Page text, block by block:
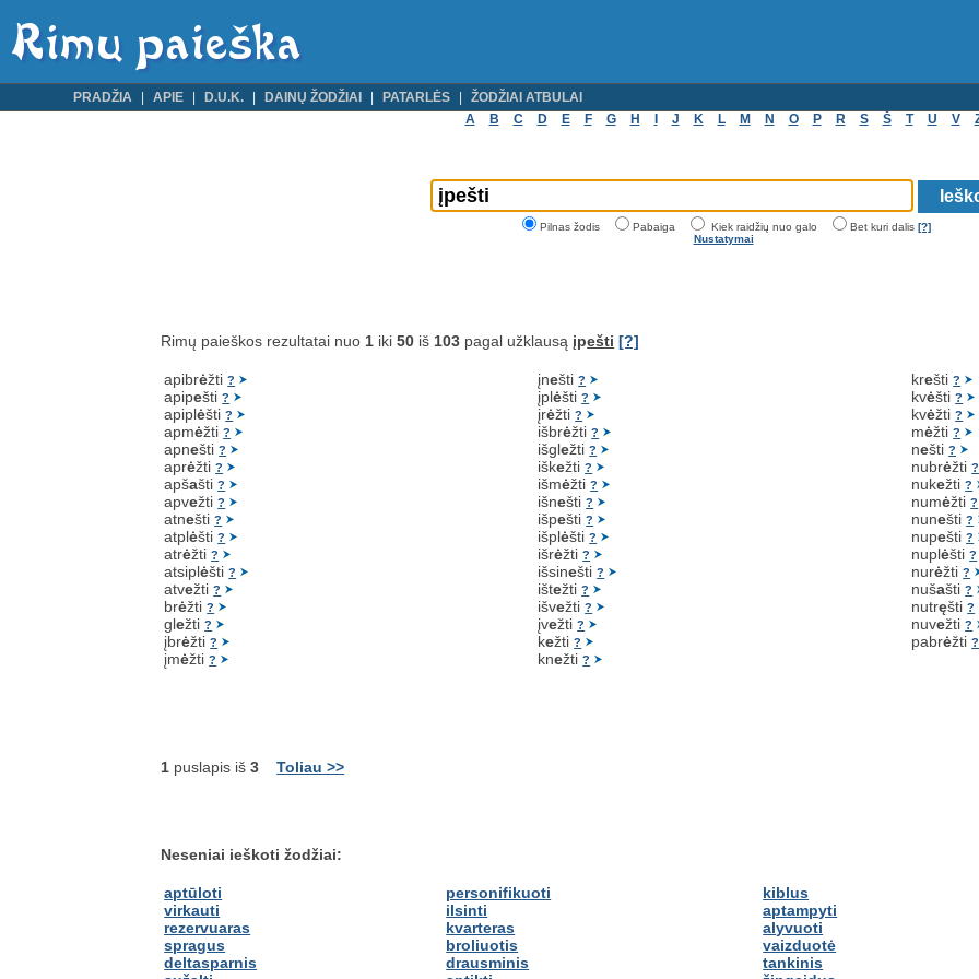
PRADŽIA APIE D.U.K. DAINŲ ŽODŽIAI PATARLĖS
ŽODŽIAI ATBULAI
A
B C D E F G H J K L M N O P R S Š T U V
Pilnas žodis Pabaiga Kiek raidžių nuo galo Bet kuri dalis [?]
Nustatymai
Rimų paieškos rezultatai nuo 1 iki50 iš 103 pagal užklausą įpešti [?]
apibrėžti?
apipešti?
apiplėšti?
apmėžti?
apnešti?
aprėžti?
apšašti?
apvežti?
atnešti?
atplėšti?
atrėžti?
atsiplėšti?
atvežti?
brėžti?
gležti?
įbrėžti?
įmėžti?
įnešti?
įplėšti?
įrėžti?
išbrėžti?
išgležti?
iškežti?
išmėžti?
išnešti?
išpešti?
išplėšti?
išrėžti?
išsinešti?
ištežti?
išvežti?
įvežti?
kežti?
knežti?
krešti?
kvėšti?
kvėžti?
mėžti?
nešti?
nubrėžti?
nukežti?
numėžti?
nunešti?
nupešti?
nuplėšti?
nurėžti?
nušašti?
nutręšti?
nuvežti?
pabrėžti?
1 puslapis iš3 Toliau >>
Neseniai ieškoti žodžiai:
aptūloti
virkauti
rezervuaras
spragus
deltasparnis
personifikuoti
ilsinti
kvarteras
broliuotis
drausminis
kiblus
aptampyti
alyvuoti
vaizduotė
tankinis